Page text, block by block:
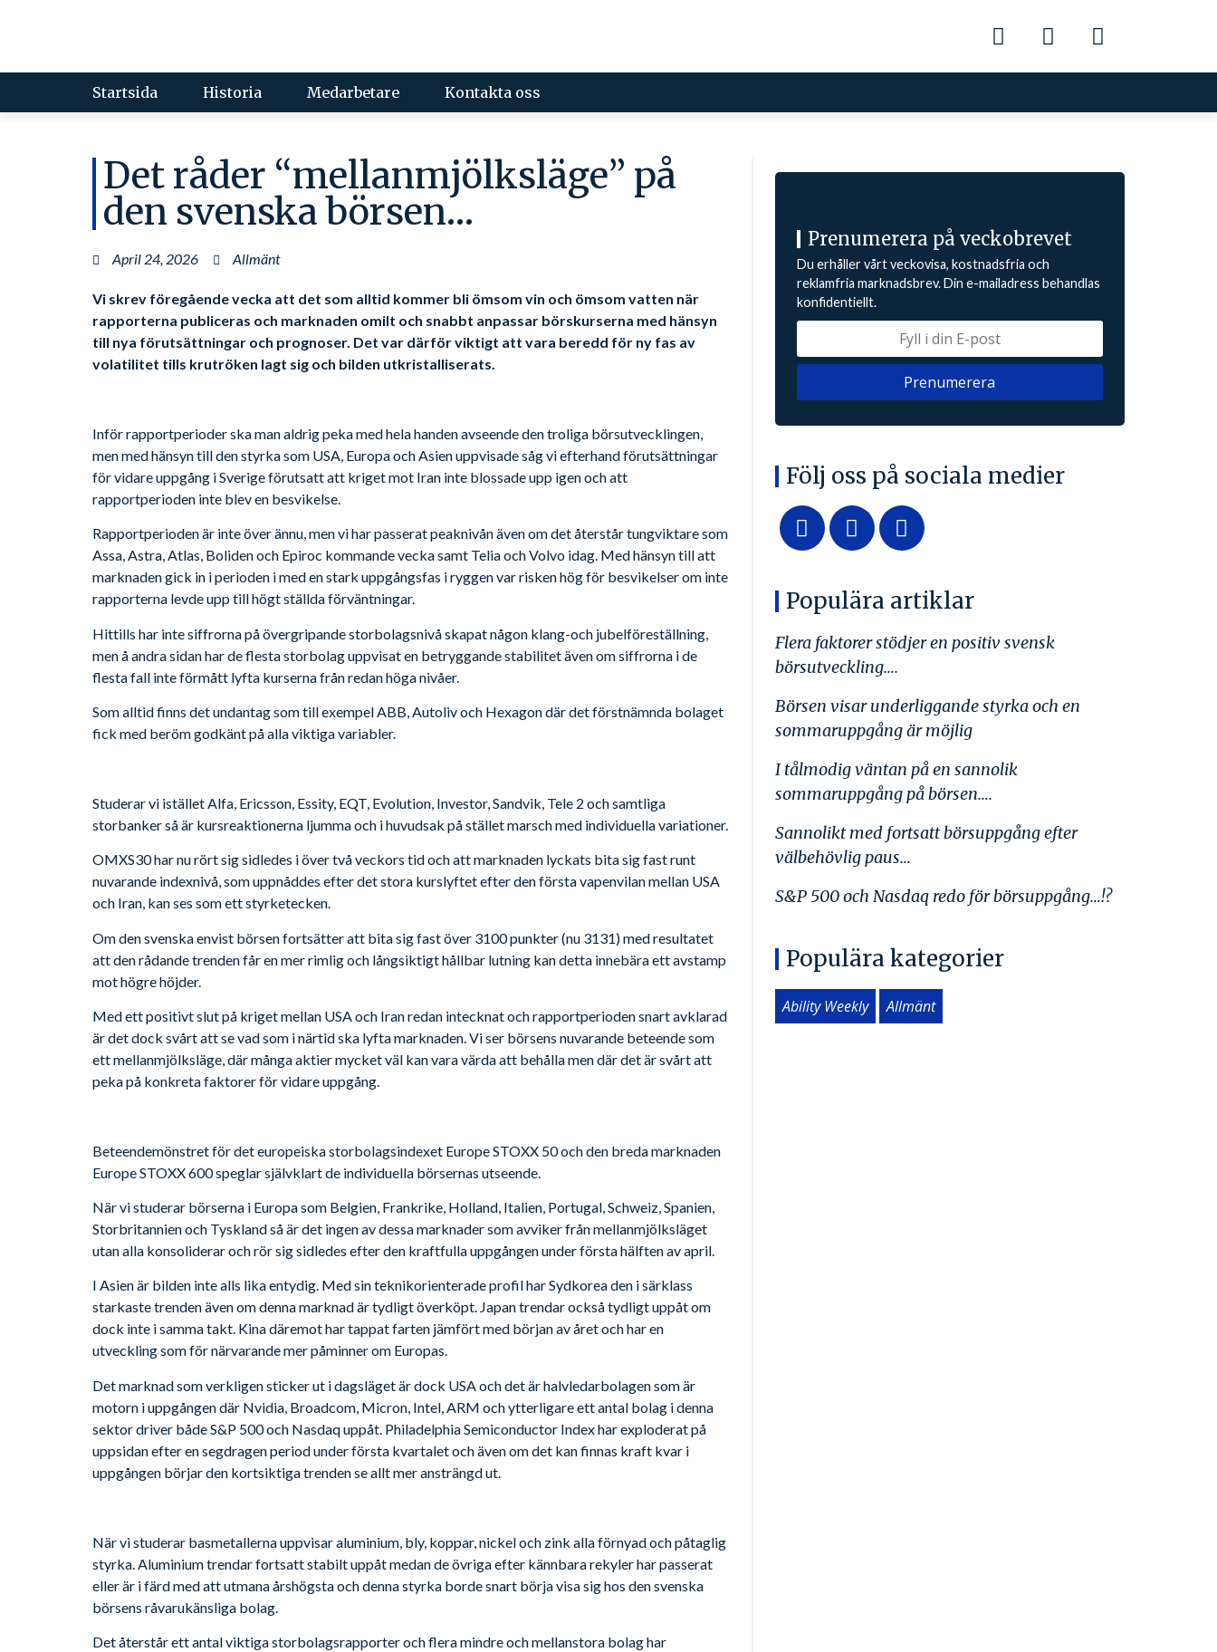
Startsida Historia Medarbetare Kontakta oss
Det råder “mellanmjölksläge” på
den svenska börsen…
April 24, 2026 Allmänt
Vi skrev föregående vecka att det som alltid kommer bli ömsom vin och ömsom vatten när
rapporterna publiceras och marknaden omilt och snabbt anpassar börskurserna med hänsyn
till nya förutsättningar och prognoser. Det var därför viktigt att vara beredd för ny fas av
volatilitet tills krutröken lagt sig och bilden utkristalliserats.
Inför rapportperioder ska man aldrig peka med hela handen avseende den troliga börsutvecklingen,
men med hänsyn till den styrka som USA, Europa och Asien uppvisade såg vi efterhand förutsättningar
för vidare uppgång i Sverige förutsatt att kriget mot Iran inte blossade upp igen och att
rapportperioden inte blev en besvikelse.
Rapportperioden är inte över ännu, men vi har passerat peaknivån även om det återstår tungviktare som
Assa, Astra, Atlas, Boliden och Epiroc kommande vecka samt Telia och Volvo idag. Med hänsyn till att
marknaden gick in i perioden i med en stark uppgångsfas i ryggen var risken hög för besvikelser om inte
rapporterna levde upp till högt ställda förväntningar.
Hittills har inte siffrorna på övergripande storbolagsnivå skapat någon klang-och jubelföreställning,
men å andra sidan har de flesta storbolag uppvisat en betryggande stabilitet även om siffrorna i de
flesta fall inte förmått lyfta kurserna från redan höga nivåer.
Som alltid finns det undantag som till exempel ABB, Autoliv och Hexagon där det förstnämnda bolaget
fick med beröm godkänt på alla viktiga variabler.
Studerar vi istället Alfa, Ericsson, Essity, EQT, Evolution, Investor, Sandvik, Tele 2 och samtliga
storbanker så är kursreaktionerna ljumma och i huvudsak på stället marsch med individuella variationer.
OMXS30 har nu rört sig sidledes i över två veckors tid och att marknaden lyckats bita sig fast runt
nuvarande indexnivå, som uppnåddes efter det stora kurslyftet efter den första vapenvilan mellan USA
och Iran, kan ses som ett styrketecken.
Om den svenska envist börsen fortsätter att bita sig fast över 3100 punkter (nu 3131) med resultatet
att den rådande trenden får en mer rimlig och långsiktigt hållbar lutning kan detta innebära ett avstamp
mot högre höjder.
Med ett positivt slut på kriget mellan USA och Iran redan intecknat och rapportperioden snart avklarad
är det dock svårt att se vad som i närtid ska lyfta marknaden. Vi ser börsens nuvarande beteende som
ett mellanmjölksläge, där många aktier mycket väl kan vara värda att behålla men där det är svårt att
peka på konkreta faktorer för vidare uppgång.
Beteendemönstret för det europeiska storbolagsindexet Europe STOXX 50 och den breda marknaden
Europe STOXX 600 speglar självklart de individuella börsernas utseende.
När vi studerar börserna i Europa som Belgien, Frankrike, Holland, Italien, Portugal, Schweiz, Spanien,
Storbritannien och Tyskland så är det ingen av dessa marknader som avviker från mellanmjölksläget
utan alla konsoliderar och rör sig sidledes efter den kraftfulla uppgången under första hälften av april.
I Asien är bilden inte alls lika entydig. Med sin teknikorienterade profil har Sydkorea den i särklass
starkaste trenden även om denna marknad är tydligt överköpt. Japan trendar också tydligt uppåt om
dock inte i samma takt. Kina däremot har tappat farten jämfört med början av året och har en
utveckling som för närvarande mer påminner om Europas.
Det marknad som verkligen sticker ut i dagsläget är dock USA och det är halvledarbolagen som är
motorn i uppgången där Nvidia, Broadcom, Micron, Intel, ARM och ytterligare ett antal bolag i denna
sektor driver både S&P 500 och Nasdaq uppåt. Philadelphia Semiconductor Index har exploderat på
uppsidan efter en segdragen period under första kvartalet och även om det kan finnas kraft kvar i
uppgången börjar den kortsiktiga trenden se allt mer ansträngd ut.
När vi studerar basmetallerna uppvisar aluminium, bly, koppar, nickel och zink alla förnyad och påtaglig
styrka. Aluminium trendar fortsatt stabilt uppåt medan de övriga efter kännbara rekyler har passerat
eller är i färd med att utmana årshögsta och denna styrka borde snart börja visa sig hos den svenska
börsens råvarukänsliga bolag.
Det återstår ett antal viktiga storbolagsrapporter och flera mindre och mellanstora bolag har
Prenumerera på veckobrevet
Du erhåller vårt veckovisa, kostnadsfria och
reklamfria marknadsbrev. Din e-mailadress behandlas
konfidentiellt.
Följ oss på sociala medier
Populära artiklar
Flera faktorer stödjer en positiv svensk
börsutveckling….
Börsen visar underliggande styrka och en
sommaruppgång är möjlig
I tålmodig väntan på en sannolik
sommaruppgång på börsen….
Sannolikt med fortsatt börsuppgång efter
välbehövlig paus…
S&P 500 och Nasdaq redo för börsuppgång…!?
Populära kategorier
Ability Weekly Allmänt